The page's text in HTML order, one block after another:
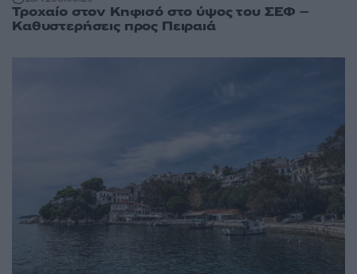
Τροχαίο στον Κηφισό στο ύψος του ΣΕΦ –
Καθυστερήσεις προς Πειραιά